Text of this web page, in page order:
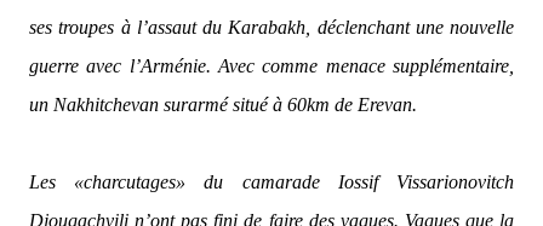
ses troupes à l’assaut du Karabakh, déclenchant une nouvelle
guerre avec l’Arménie. Avec comme menace supplémentaire,
un Nakhitchevan surarmé situé à 60km de Erevan.
Les «charcutages» du camarade Iossif Vissarionovitch
Djougachvili n’ont pas fini de faire des vagues. Vagues que la